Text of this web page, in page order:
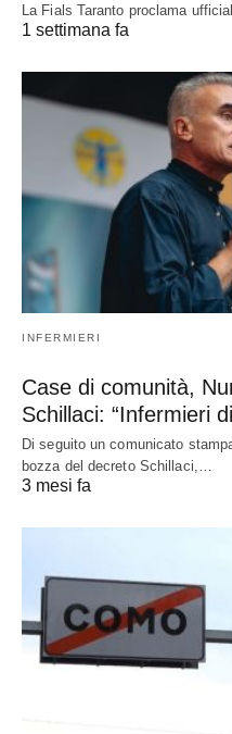
La Fials Taranto proclama
1 settimana fa
INFERMIERI
Case di comunità,
Schillaci: “Infermieri
Di seguito un comunicato
bozza del decreto Schillaci,…
3 mesi fa